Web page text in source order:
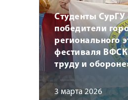
Студенты СурГУ
победители
регионального
фестиваля ВФСК
труду и
3 марта 2026